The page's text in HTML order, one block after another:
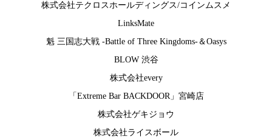
株式会社テクロスホールディングス/コインムスメ
LinksMate
魁 三国志大戦 -Battle of Three Kingdoms-＆Oasys
BLOW 渋谷
株式会社every
「Extreme Bar BACKDOOR」宮崎店
株式会社ゲキジョウ
株式会社ライスボール